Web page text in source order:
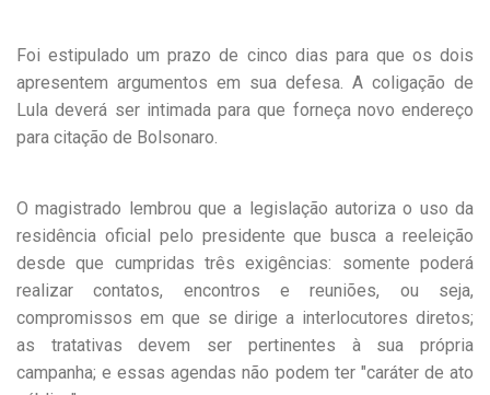
Foi estipulado um prazo de cinco dias para que os dois
apresentem argumentos em sua defesa. A coligação de
Lula deverá ser intimada para que forneça novo endereço
para citação de Bolsonaro.
O magistrado lembrou que a legislação autoriza o uso da
residência oficial pelo presidente que busca a reeleição
desde que cumpridas três exigências: somente poderá
realizar contatos, encontros e reuniões, ou seja,
compromissos em que se dirige a interlocutores diretos;
as tratativas devem ser pertinentes à sua própria
campanha; e essas agendas não podem ter "caráter de ato